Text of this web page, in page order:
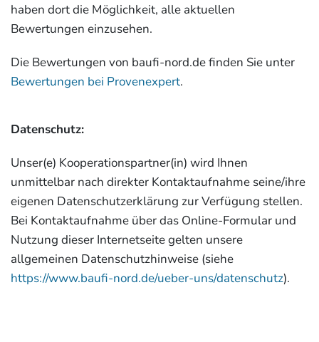
haben dort die Möglichkeit, alle aktuellen
Bewertungen einzusehen.
Die Bewertungen von baufi-nord.de finden Sie unter
Bewertungen bei Provenexpert.
Datenschutz:
Unser(e) Kooperationspartner(in) wird Ihnen
unmittelbar nach direkter Kontaktaufnahme seine/ihre
eigenen Datenschutzerklärung zur Verfügung stellen.
Bei Kontaktaufnahme über das Online-Formular und
Nutzung dieser Internetseite gelten unsere
allgemeinen Datenschutzhinweise (siehe
https://www.baufi-nord.de/ueber-uns/datenschutz).